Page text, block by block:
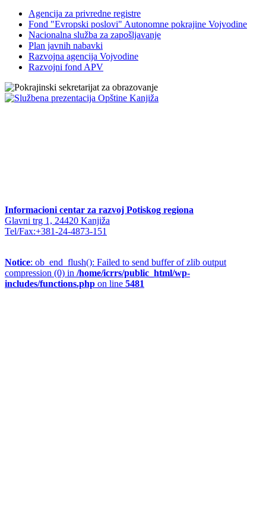
Agencija za privredne registre
Fond "Evropski poslovi" Autonomne pokrajine Vojvodine
Nacionalna služba za zapošljavanje
Plan javnih nabavki
Razvojna agencija Vojvodine
Razvojni fond APV
Informacioni centar za razvoj Potiskog regiona
Glavni trg 1, 24420 Kanjiža
Tel/Fax:+381-24-4873-151
Notice: ob_end_flush(): Failed to send buffer of zlib output
compression (0) in /home/icrrs/public_html/wp-
includes/functions.php on line 5481